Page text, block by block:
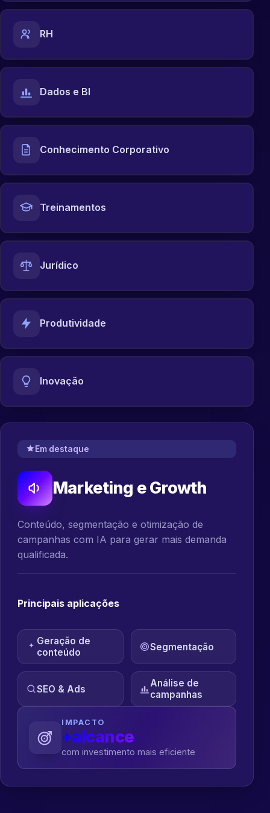
RH
Dados e BI
Conhecimento Corporativo
Treinamentos
Jurídico
Produtividade
Inovação
Em destaque
Marketing e Growth
Conteúdo, segmentação e otimização de
campanhas com IA para gerar mais demanda
qualificada.
Principais aplicações
Geração de
conteúdo
Segmentação
SEO & Ads
Análise de
campanhas
IMPACTO
+alcance
com investimento mais eficiente